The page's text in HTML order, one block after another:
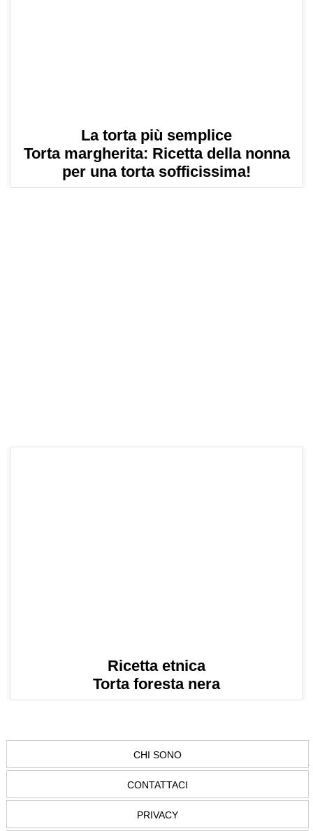
La torta più semplice
Torta margherita: Ricetta della nonna
per una torta sofficissima!
Ricetta etnica
Torta foresta nera
CHI SONO
CONTATTACI
PRIVACY